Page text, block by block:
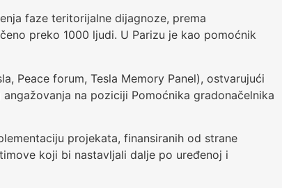
faze teritorijalne dijagnoze, prema
preko 1000 ljudi. U Parizu je kao pomoćnik
Peace forum, Tesla Memory Panel), ostvarujući
na poziciji Pomoćnika gradonačelnika
projekata, finansiranih od strane
koji bi nastavljali dalje po uređenoj i